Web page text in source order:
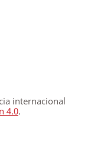
internacional
4.0.